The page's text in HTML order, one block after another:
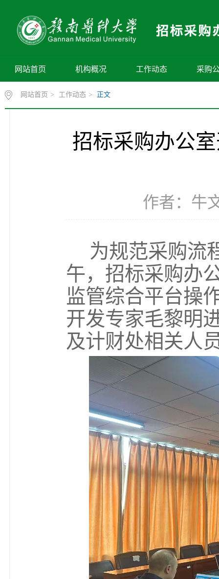
网站首页 机构概况 工作动态 采购
网站首页 > 工作动态 > 正文
招标采购办公
作者：牛
为规范采购流
午，招标采购办
监管综合平台操
开发专家毛黎明
及计财处相关人